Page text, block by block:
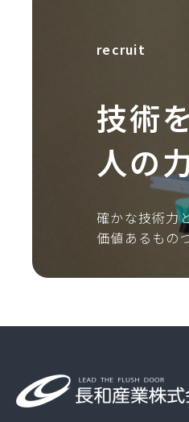
recruit
技術
人の
確かな技術力
価値あるもの